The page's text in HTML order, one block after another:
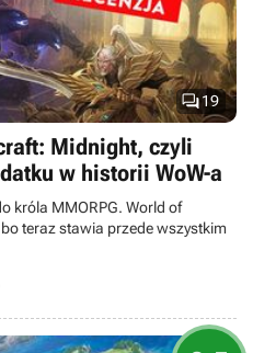
19
Midnight, czyli
w historii WoW-a
króla MMORPG. World of
teraz stawia przede wszystkim